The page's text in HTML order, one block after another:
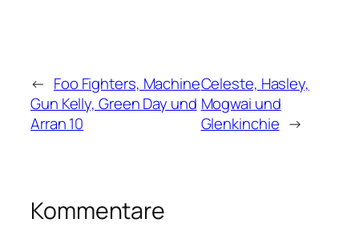
← Foo Fighters, Machine
Gun Kelly, Green Day und
Arran 10
Celeste, Hasley,
Mogwai und
Glenkinchie →
Kommentare